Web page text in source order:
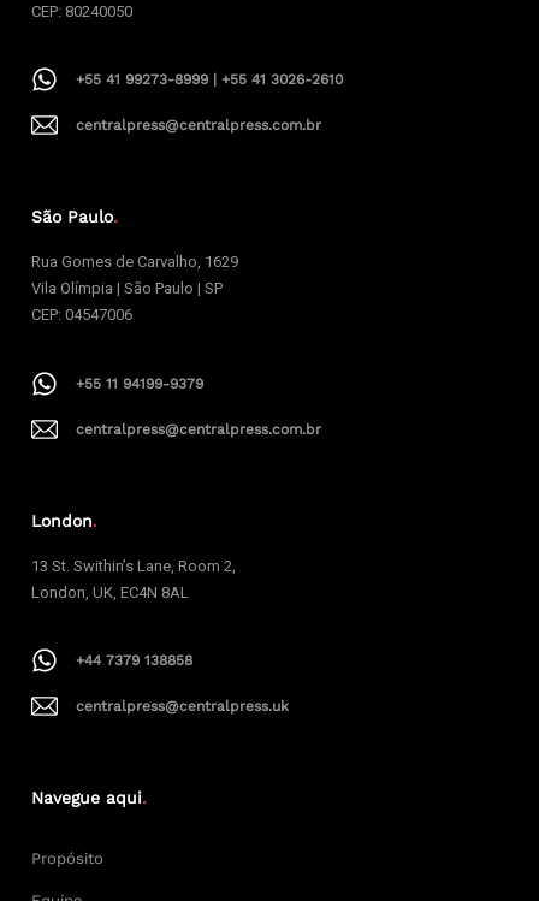
CEP: 80240050
+55 41 99273-8999 | +55 41 3026-2610
centralpress@centralpress.com.br
São Paulo.
Rua Gomes de Carvalho, 1629
Vila Olímpia | São Paulo | SP
CEP: 04547006
+55 11 94199-9379
centralpress@centralpress.com.br
London.
13 St. Swithin’s Lane, Room 2,
London, UK, EC4N 8AL
+44 7379 138858
centralpress@centralpress.uk
Navegue aqui.
Propósito